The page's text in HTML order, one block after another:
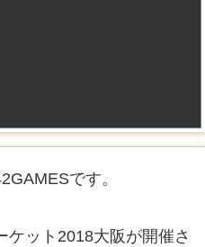
です。
ケット2018大阪が開催さ